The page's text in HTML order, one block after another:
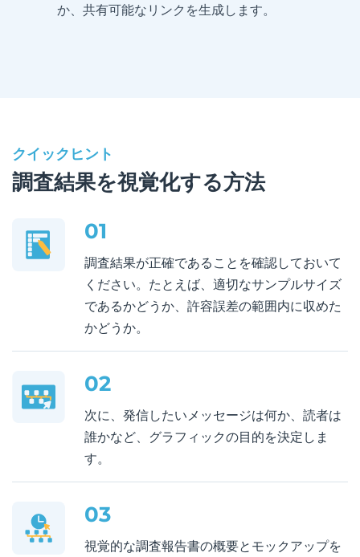
か、共有可能なリンクを生成します。
クイックヒント
調査結果を視覚化する方法
01
調査結果が正確であることを確認しておいて
ください。たとえば、適切なサンプルサイズ
であるかどうか、許容誤差の範囲内に収めた
かどうか。
02
次に、発信したいメッセージは何か、読者は
誰かなど、グラフィックの目的を決定しま
す。
03
視覚的な調査報告書の概要とモックアップを